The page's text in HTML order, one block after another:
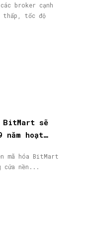
broker cạnh
thấp, tốc độ
BitMart sẽ
năm hoạt
mã hóa BitMart
cửa nền...